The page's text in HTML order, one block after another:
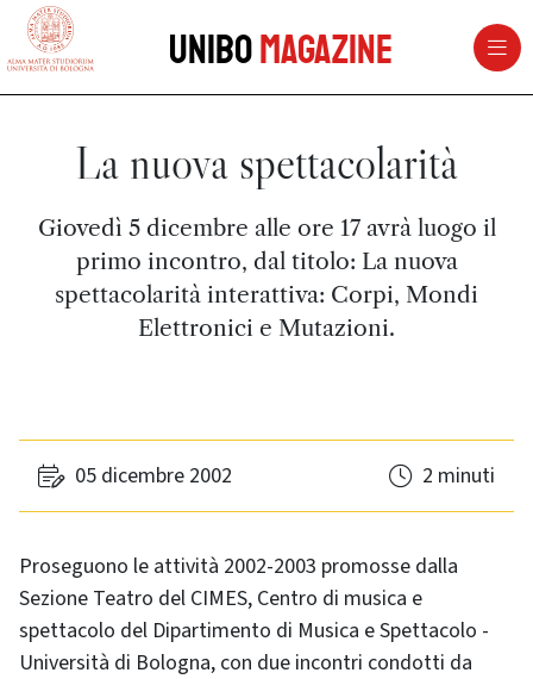
vai al contenuto della pagina
UniboMagazine
La nuova spettacolarità
Giovedì 5 dicembre alle ore 17 avrà luogo il
primo incontro, dal titolo: La nuova
spettacolarità interattiva: Corpi, Mondi
Elettronici e Mutazioni.
05 dicembre 2002 2 minuti
Proseguono le attività 2002-2003 promosse dalla
Sezione Teatro del CIMES, Centro di musica e
spettacolo del Dipartimento di Musica e Spettacolo -
Università di Bologna, con due incontri condotti da